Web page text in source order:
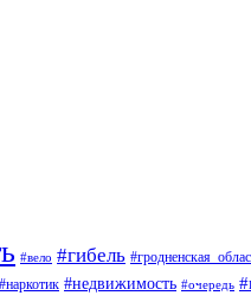
#вело #гибель
#наркотик #недвижимость #очередь